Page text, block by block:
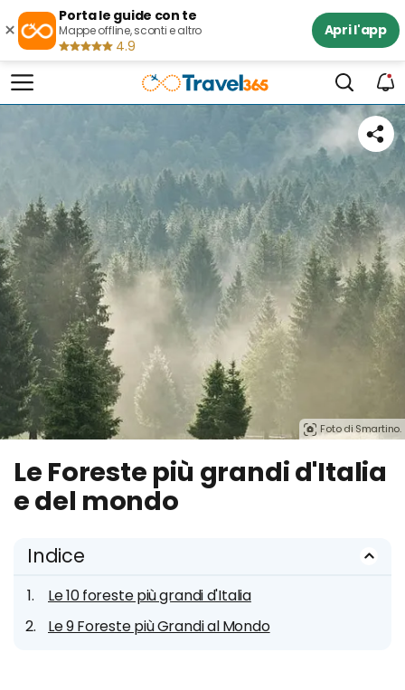
×
Porta le guide con te
Mappe offline, sconti e altro
4.9
Apri l'app
Foto di Smartino.
Le Foreste più grandi d'Italia
e del mondo
Indice
Le 10 foreste più grandi d'Italia
Le 9 Foreste più Grandi al Mondo